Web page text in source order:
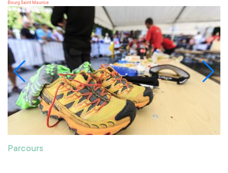
Bourg Saint Maurice
Parcours